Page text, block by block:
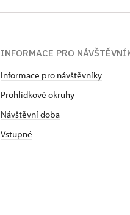
INFORMACE PRO
Informace pro návštěvníky
Prohlídkové okruhy
Návštěvní doba
Vstupné